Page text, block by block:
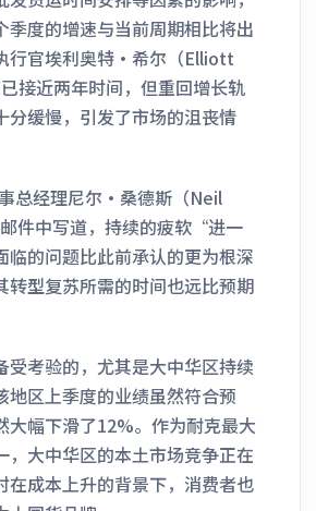
季度的增速与当前周期相比将出
行官埃利奥特·希尔（Elliott
接近两年时间，但重回增长轨
分缓慢，引发了市场的沮丧情
总经理尼尔·桑德斯（Neil
件中写道，持续的疲软“进一
临的问题比此前承认的更为根深
转型复苏所需的时间也远比预期
受考验的，尤其是大中华区持续
地区上季度的业绩虽然符合预
大幅下滑了12%。作为耐克最大
，大中华区的本土市场竞争正在
在成本上升的背景下，消费者也